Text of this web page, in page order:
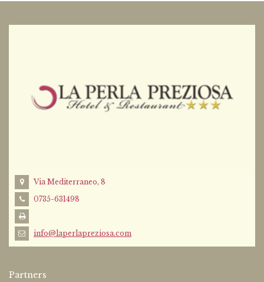
Via Mediterraneo, 8
0735-631498
info@laperlapreziosa.com
Partners